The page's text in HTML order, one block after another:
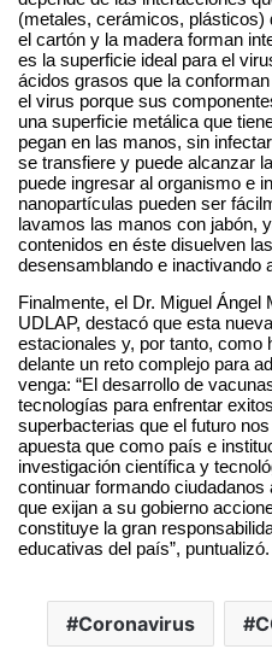
(metales, cerámicos, plásticos)
el cartón y la madera forman
es la superficie ideal para el
ácidos grasos que la
el virus porque sus
una superficie metálica que
pegan en las manos, sin
se transfiere y puede alcanzar
puede ingresar al organismo e
nanopartículas pueden ser
lavamos las manos con jabón,
contenidos en éste disuelven
desensamblando e inactivando
Finalmente, el Dr. Miguel
UDLAP, destacó que esta
estacionales y, por tanto, como
delante un reto complejo para
venga: “El desarrollo de
tecnologías para enfrentar
superbacterias que el futuro
apuesta que como país e
investigación científica y
continuar formando
que exijan a su gobierno
constituye la gran
educativas del país”, puntualizó.
Coronavirus